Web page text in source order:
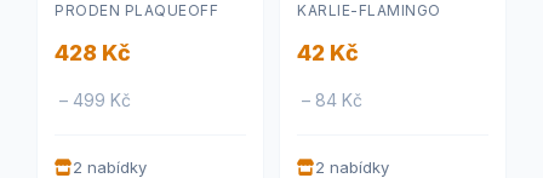
borůvky 340g
PRODEN PLAQUEOFF
428 Kč
– 499 Kč
2 nabídky
KARLIE-FLAMINGO
42 Kč
– 84 Kč
2 nabídky